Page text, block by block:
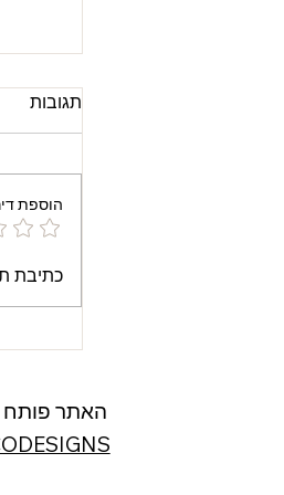
💫
תגובות
הוספת
כתיבת
:האתר פותח